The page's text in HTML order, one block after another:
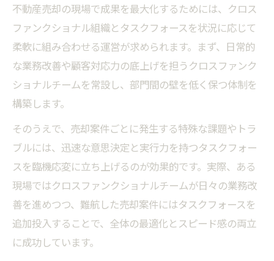
不動産売却の現場で成果を最大化するためには、クロス
ファンクショナル組織とタスクフォースを状況に応じて
柔軟に組み合わせる運営が求められます。まず、日常的
な業務改善や顧客対応力の底上げを担うクロスファンク
ショナルチームを常設し、部門間の壁を低く保つ体制を
構築します。
そのうえで、売却案件ごとに発生する特殊な課題やトラ
ブルには、迅速な意思決定と実行力を持つタスクフォー
スを臨機応変に立ち上げるのが効果的です。実際、ある
現場ではクロスファンクショナルチームが日々の業務改
善を進めつつ、難航した売却案件にはタスクフォースを
追加投入することで、全体の最適化とスピード感の両立
に成功しています。